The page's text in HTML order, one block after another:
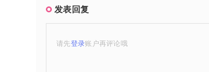
发表回复
请先登录账户再评论哦